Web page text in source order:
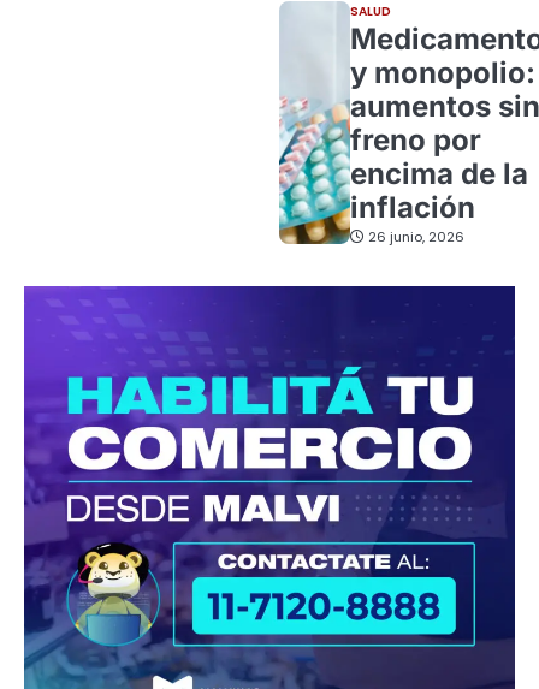
SALUD
y monopolio:
aumentos sin
freno por
encima de la
inflación
26 junio, 2026